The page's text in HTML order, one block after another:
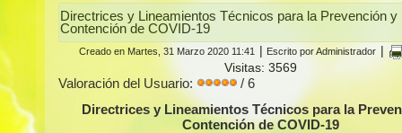
Directrices y Lineamientos Técnicos para la Prevención y
Contención de COVID-19
Creado en Martes, 31 Marzo 2020 11:41 Escrito por Administrador
Visitas: 3569
Valoración del Usuario:
/ 6
Directrices y Lineamientos Técnicos para la
Contención de COVID-19